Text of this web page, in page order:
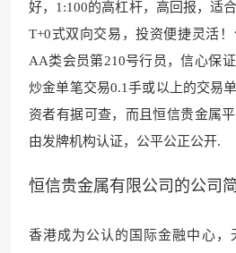
好，1:100的高杠杆，高回报，适
T+0式双向交易，投资便捷灵活
AA类会员第210号行员，信心保
炒金单笔交易0.1手或以上的交易
资者有据可查，而且恒信贵金属
由发牌机构认证，公平公正公开.
恒信贵金属有限公司的公司
香港成为公认的国际金融中心，